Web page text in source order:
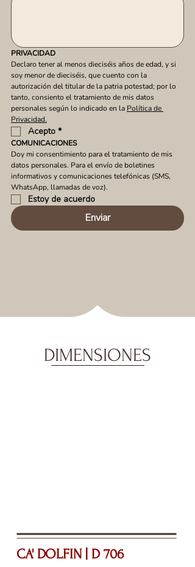
PRIVACIDAD
Declaro tener al menos dieciséis años de edad, y si
soy menor de dieciséis, que cuento con la
autorización del titular de la patria potestad; por lo
tanto, consiento el tratamiento de mis datos
personales según lo indicado en la Política de
Privacidad.
Acepto *
COMUNICACIONES
Doy mi consentimiento para el tratamiento de mis
datos personales. Para el envío de boletines
informativos y comunicaciones telefónicas (SMS,
WhatsApp, llamadas de voz).
Estoy de acuerdo
Enviar
DIMENSIONES
CA' DOLFIN | D 706